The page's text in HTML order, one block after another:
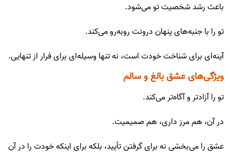
باعث رشد شخصیت تو می‌شود.
تو را با جنبه‌های پنهان درونت روبه‌رو می‌کند.
آینه‌ای برای شناخت خودت است، نه تنها وسیله‌ای برای فرار از تنهایی.
ویژگی‌های عشق بالغ و سالم
تو را آزادتر و آگاه‌تر می‌کند.
در آن، هم مرز داری، هم صمیمیت.
عشق را می‌بخشی نه برای گرفتن تأیید، بلکه برای اینکه خودت را در آن